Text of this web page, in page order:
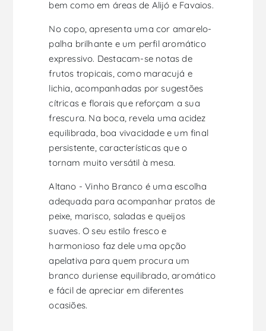
bem como em áreas de Alijó e Favaios.
No copo, apresenta uma cor amarelo-
palha brilhante e um perfil aromático
expressivo. Destacam-se notas de
frutos tropicais, como maracujá e
lichia, acompanhadas por sugestões
cítricas e florais que reforçam a sua
frescura. Na boca, revela uma acidez
equilibrada, boa vivacidade e um final
persistente, características que o
tornam muito versátil à mesa.
Altano - Vinho Branco é uma escolha
adequada para acompanhar pratos de
peixe, marisco, saladas e queijos
suaves. O seu estilo fresco e
harmonioso faz dele uma opção
apelativa para quem procura um
branco duriense equilibrado, aromático
e fácil de apreciar em diferentes
ocasiões.